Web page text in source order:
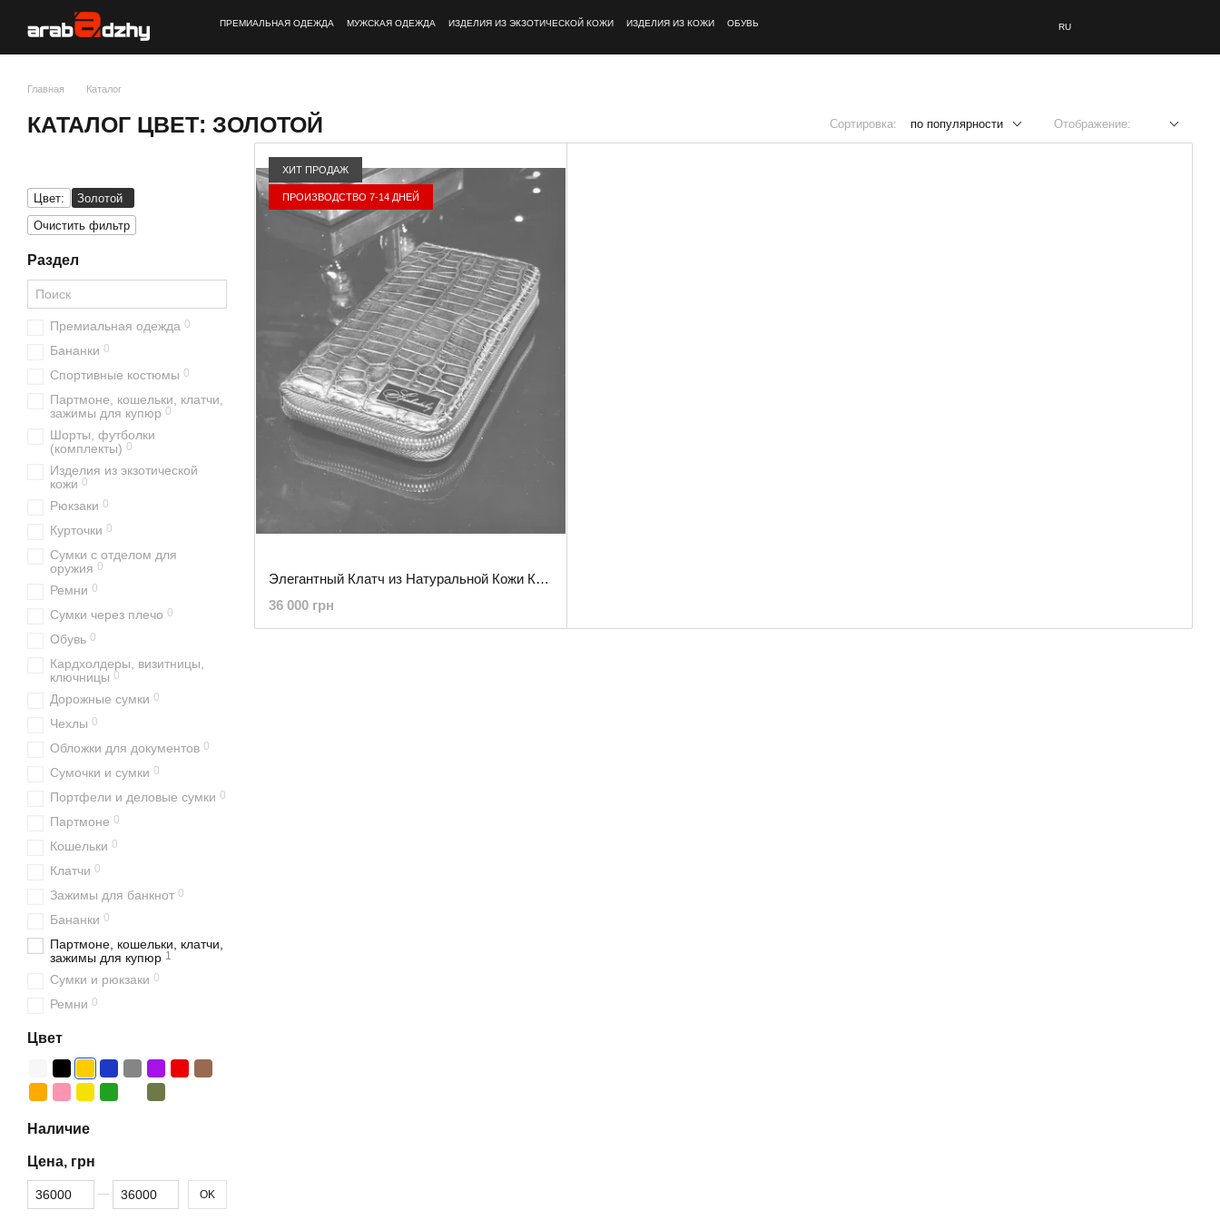
Перейти к основному контенту
ПРЕМИАЛЬНАЯ ОДЕЖДА МУЖСКАЯ ОДЕЖДА ИЗДЕЛИЯ ИЗ ЭКЗОТИЧЕСКОЙ КОЖИ ИЗДЕЛИЯ ИЗ КОЖИ ОБУВЬ RU
Главная Каталог
КАТАЛОГ ЦВЕТ: ЗОЛОТОЙ Сортировка: по популярности Отображение:
ХИТ ПРОДАЖ
ПРОИЗВОДСТВО 7-14 ДНЕЙ
Элегантный Клатч из Натуральной Кожи Крокодила: Воплощение Роскоши
36 000 грн
Цвет:
Золотой
Очистить фильтр
Раздел
Премиальная одежда 0
Бананки 0
Спортивные костюмы 0
Партмоне, кошельки, клатчи,
зажимы для купюр 0
Шорты, футболки
(комплекты) 0
Изделия из экзотической
кожи 0
Рюкзаки 0
Курточки 0
Сумки с отделом для
оружия 0
Ремни 0
Сумки через плечо 0
Обувь 0
Кардхолдеры, визитницы,
ключницы 0
Дорожные сумки 0
Чехлы 0
Обложки для документов 0
Сумочки и сумки 0
Портфели и деловые сумки 0
Партмоне 0
Кошельки 0
Клатчи 0
Зажимы для банкнот 0
Бананки 0
Партмоне, кошельки, клатчи,
зажимы для купюр 1
Сумки и рюкзаки 0
Ремни 0
Цвет
Наличие
Цена, грн
От Цена, грн
До Цена, грн
OK